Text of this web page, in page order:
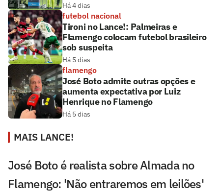
Há 4 dias
futebol nacional
Tironi no Lance!: Palmeiras e
Flamengo colocam futebol brasileiro
sob suspeita
Há 5 dias
flamengo
José Boto admite outras opções e
aumenta expectativa por Luiz
Henrique no Flamengo
Há 5 dias
MAIS LANCE!
José Boto é realista sobre Almada no
Flamengo: 'Não entraremos em leilões'